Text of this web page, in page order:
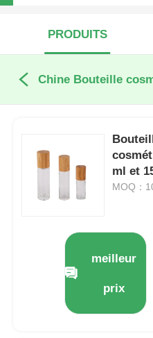
PRODUITS
Chine Bouteille
ml et
d'
MOQ：
meilleur
prix